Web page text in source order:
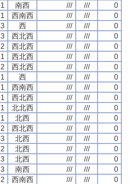
1 南西 /// ///
0
1 西南西 /// ///
0
3 西 /// ///
0
3 西北西 /// ///
0
2 西北西 /// ///
0
1 西北西 /// ///
0
2 西北西 /// ///
0
1 西 /// ///
0
1 西南西 /// ///
0
1 西北西 /// ///
0
1 北北西 /// ///
0
1 北西 /// ///
0
2 西北西 /// ///
0
3 北西 /// ///
0
2 北西 /// ///
0
3 北西 /// ///
0
3 南西 /// ///
0
2 西南西 /// ///
0